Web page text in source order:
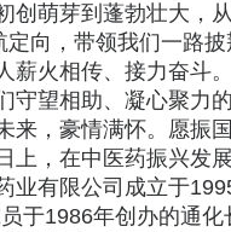
创萌芽到蓬勃壮大，
定向，带领我们一路
薪火相传、接力奋斗
守望相助、凝心聚力
来，豪情满怀。愿振
上，在中医药振兴发
业有限公司成立于
于1986年创办的通